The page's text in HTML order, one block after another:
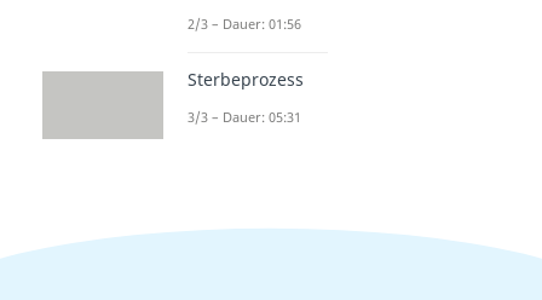
2/3 – Dauer: 01:56
Sterbeprozess
3/3 – Dauer: 05:31